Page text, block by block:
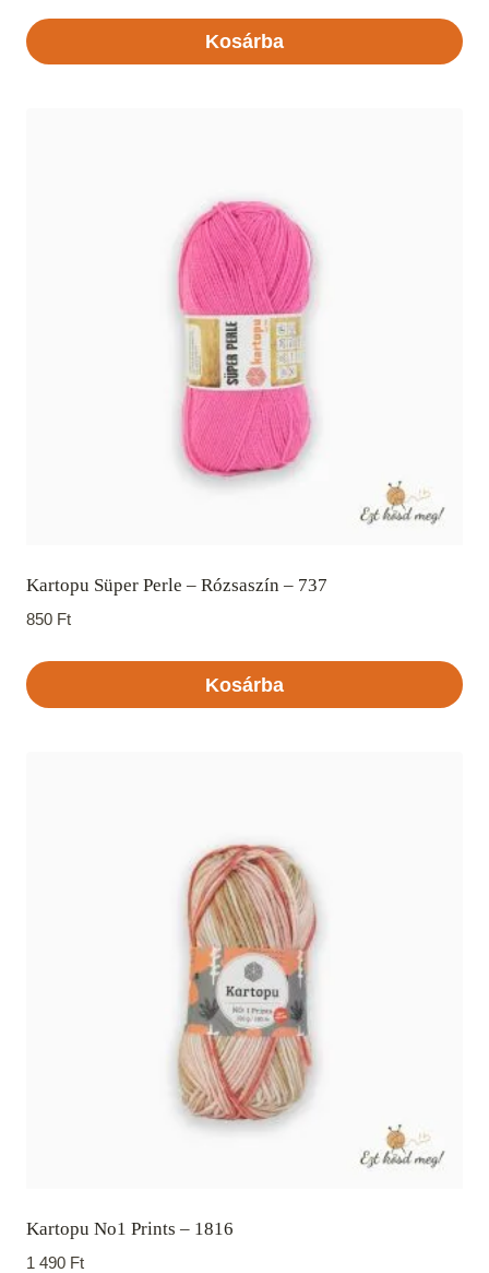
Kosárba
Kartopu Süper Perle – Rózsaszín – 737
850 Ft
Kosárba
Kartopu No1 Prints – 1816
1 490 Ft